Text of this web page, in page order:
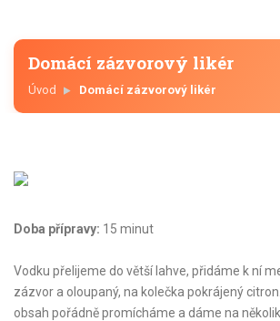
Domácí zázvorový likér
Úvod Domácí zázvorový likér
Doba přípravy: 15 minut
Vodku přelijeme do větší lahve, přidáme k ní
zázvor a oloupaný, na kolečka pokrájený
obsah pořádně promícháme a dáme na